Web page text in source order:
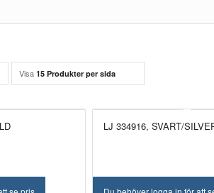
Visa 15 Produkter per sida
LJ 334916, SVART/